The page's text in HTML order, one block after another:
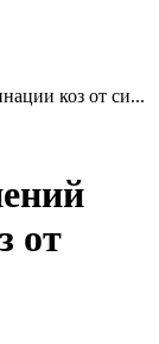
коз от си...
от